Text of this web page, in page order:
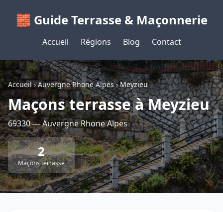
🧱 Guide Terrasse & Maçonnerie
Accueil Régions Blog Contact
Accueil›Auvergne Rhone Alpes›Meyzieu
Maçons terrasse à Meyzieu
69330 — Auvergne Rhone Alpes
2
Maçons terrasse